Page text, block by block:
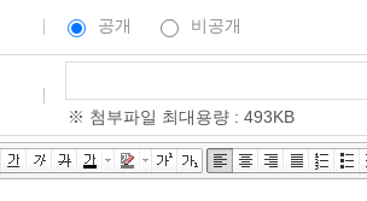
공개 비공개
※ 첨부파일 최대용량 : 493KB